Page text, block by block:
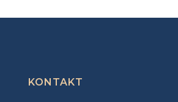
KONTAKT